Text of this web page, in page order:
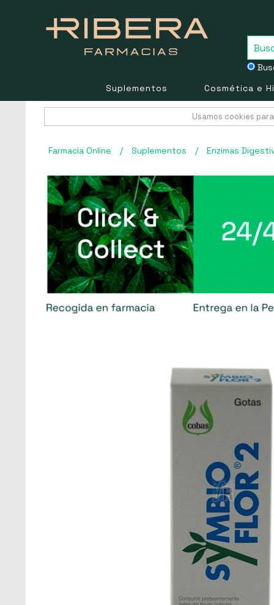
Suplementos Cosmética e
Usamos cookies
Farmacia Online / Suplementos / Enzimas